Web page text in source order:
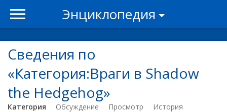
Энциклопедия
Сведения по
«Категория:Враги в Shadow
the Hedgehog»
Категория Обсуждение Просмотр История